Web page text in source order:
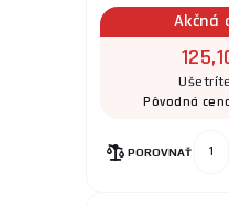
Akčná
Pôvodná
POROVNAŤ